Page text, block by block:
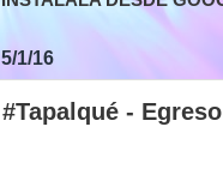
5/1/16
#Tapalqué -